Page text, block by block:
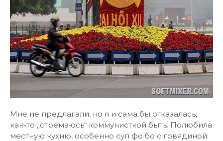
Мне не предлагали, но я и сама бы отказалась,
как-то „стремаюсь“ коммунисткой быть. Полюбила
местную кухню, особенно суп фо бо с говядиной: